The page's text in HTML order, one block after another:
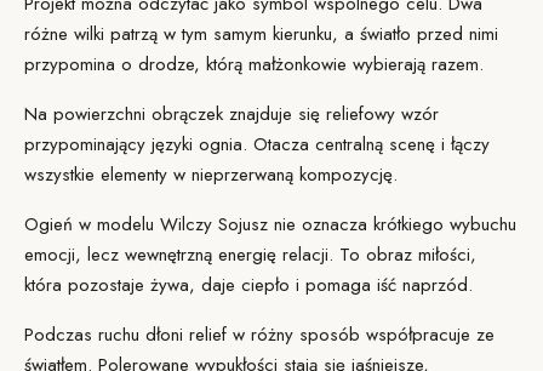
różne wilki patrzą w tym samym kierunku, a światło przed nimi
przypomina o drodze, którą małżonkowie wybierają razem.
Na powierzchni obrączek znajduje się reliefowy wzór
przypominający języki ognia. Otacza centralną scenę i łączy
wszystkie elementy w nieprzerwaną kompozycję.
Ogień w modelu Wilczy Sojusz nie oznacza krótkiego wybuchu
emocji, lecz wewnętrzną energię relacji. To obraz miłości,
która pozostaje żywa, daje ciepło i pomaga iść naprzód.
Podczas ruchu dłoni relief w różny sposób współpracuje ze
światłem. Polerowane wypukłości stają się jaśniejsze,